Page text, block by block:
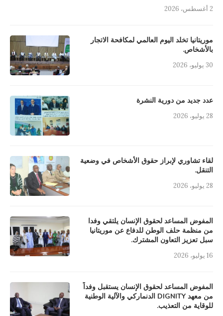
2 أغسطس، 2026
موريتانيا تخلد اليوم العالمي لمكافحة الاتجار
بالأشخاص.
30 يوليو، 2026
عدد جديد من دورية النشرة
28 يوليو، 2026
لقاء تشاوري لإبراز حقوق الأشخاص في وضعية
التنقل.
28 يوليو، 2026
المفوض المساعد لحقوق الإنسان يلتقي وفدا
من منظمة حلف الوطن للدفاع عن موريتانيا
سبل تعزيز التعاون المشترك.
16 يوليو، 2026
المفوض المساعد لحقوق الإنسان يستقبل وفداً
من معهد DIGNITY الدنماركي والآلية الوطنية
للوقاية من التعذيب.